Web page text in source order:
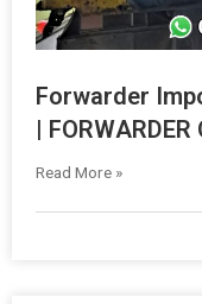
Forwarder
| FORWARDER
Read More »